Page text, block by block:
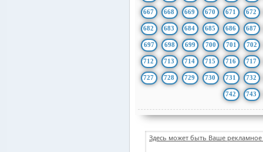
667 668 669 670 671 672
682 683 684 685 686 687
697 698 699 700 701 702
712 713 714 715 716 717
727 728 729 730 731 732
742 743
Здесь может быть Ваше